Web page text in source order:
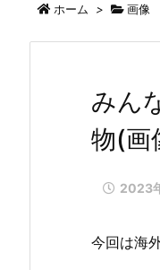
ホーム > 画像
みん
物(画
2023
今回は海